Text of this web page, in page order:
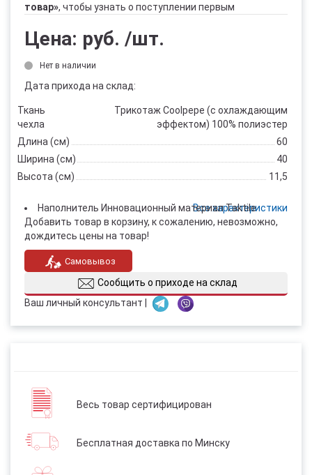
товар», чтобы узнать о поступлении первым
Цена: руб. /шт.
Нет в наличии
Дата прихода на склад:
Ткань
чехла
Трикотаж Coolpepe (с охлаждающим
эффектом) 100% полиэстер
Длина (см)
60
Ширина (см)
40
Высота (см)
11,5
Наполнитель Инновационный материал Taktile
Все характеристики
Добавить товар в корзину, к сожалению, невозможно,
дождитесь цены на товар!
Самовывоз
Сообщить о приходе на склад
Ваш личный консультант |
Весь товар сертифицирован
Бесплатная доставка по Минску